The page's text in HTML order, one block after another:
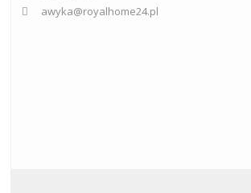
awyka@royalhome24.pl